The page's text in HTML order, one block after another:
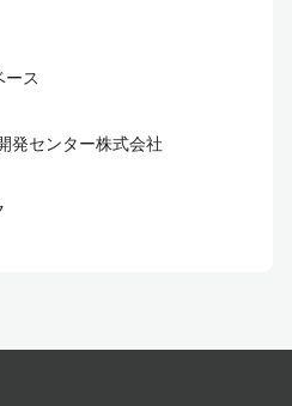
ース
発センター株式会社